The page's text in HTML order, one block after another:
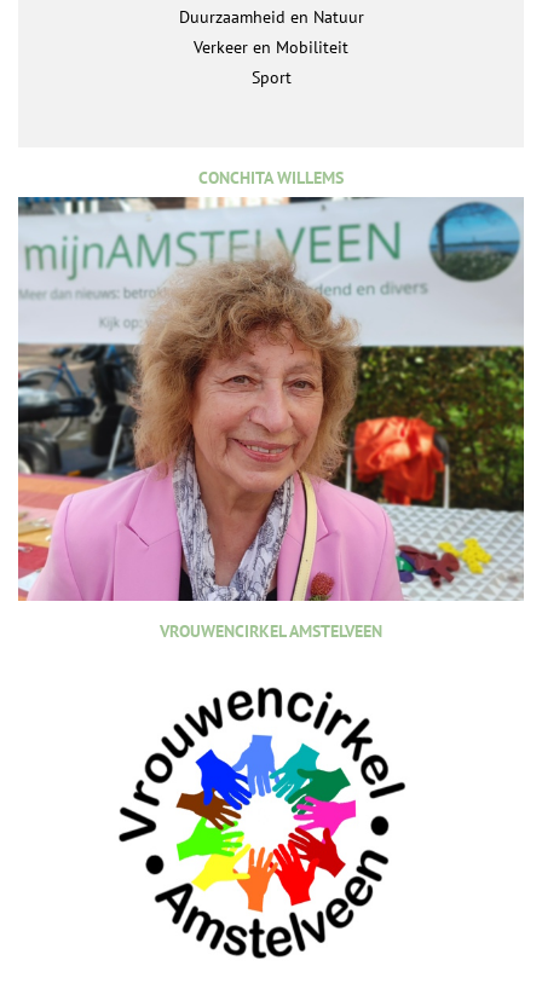
Duurzaamheid en Natuur
Verkeer en Mobiliteit
Sport
CONCHITA WILLEMS
VROUWENCIRKEL AMSTELVEEN